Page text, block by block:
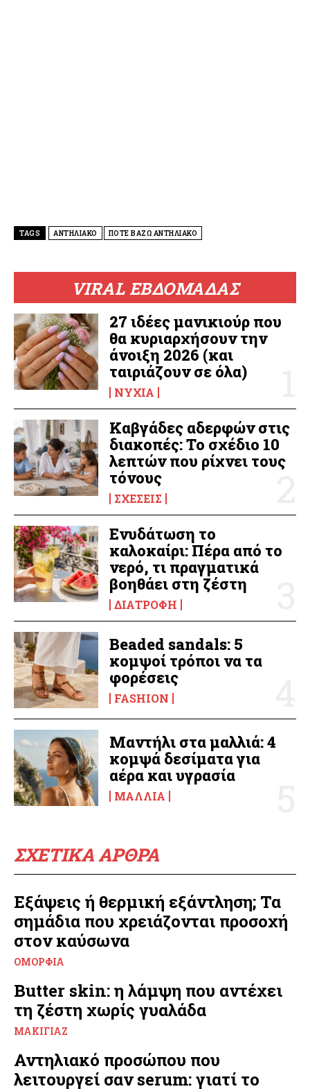
VIRAL ΕΒΔΟΜΑΔΑΣ
27 ιδέες μανικιούρ που
θα κυριαρχήσουν την
άνοιξη 2026 (και
ταιριάζουν σε όλα)
ΝΎΧΙΑ
Καβγάδες αδερφών στις
διακοπές: Το σχέδιο 10
λεπτών που ρίχνει τους
τόνους
ΣΧΈΣΕΙΣ
Ενυδάτωση το
καλοκαίρι: Πέρα από το
νερό, τι πραγματικά
βοηθάει στη ζέστη
ΔΙΑΤΡΟΦΉ
Beaded sandals: 5
κομψοί τρόποι να τα
φορέσεις
FASHION
Μαντήλι στα μαλλιά: 4
κομψά δεσίματα για
αέρα και υγρασία
ΜΑΛΛΙΆ
ΣΧΕΤΙΚΑ ΑΡΘΡΑ
Εξάψεις ή θερμική εξάντληση; Τα
σημάδια που χρειάζονται προσοχή
στον καύσωνα
ΟΜΟΡΦΙΆ
Butter skin: η λάμψη που αντέχει
τη ζέστη χωρίς γυαλάδα
ΜΑΚΙΓΙΆΖ
Αντηλιακό προσώπου που
λειτουργεί σαν serum: γιατί το
TAGS ΑΝΤΗΛΙΑΚΟ ΠΟΤΕ ΒΑΖΩ ΑΝΤΗΛΙΑΚΟ